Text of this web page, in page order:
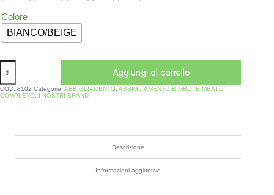
Colore
BIANCO/BEIGE
Aggiungi al carrello
COD: 8102 Categorie: ABBIGLIAMENTO ABBIGLIAMENTO BIMBO BIMBALO'
COMPLETO
I NOSTRI BRAND
Descrizione
Informazioni aggiuntive